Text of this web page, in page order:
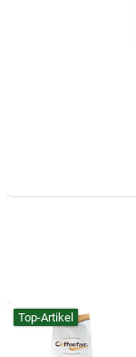
Top-Artikel